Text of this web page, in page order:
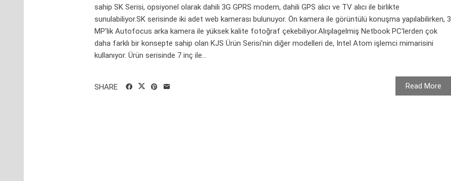
sahip SK Serisi, opsiyonel olarak dahili 3G GPRS modem, dahili GPS alıcı ve TV alıcı ile birlikte
sunulabiliyor.SK serisinde iki adet web kamerası bulunuyor. Ön kamera ile görüntülü konuşma yapılabilirken, 3
MP'lik Autofocus arka kamera ile yüksek kalite fotoğraf çekebiliyor.Alışılagelmiş Netbook PC'lerden çok
daha farklı bir konsepte sahip olan KJS Ürün Serisi'nin diğer modelleri de, Intel Atom işlemci mimarisini
kullanıyor. Ürün serisinde 7 inç ile...
Read More
SHARE